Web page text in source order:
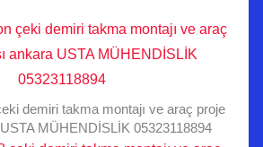
demiri takma montajı ve araç proje
MÜHENDİSLİK 05323118894